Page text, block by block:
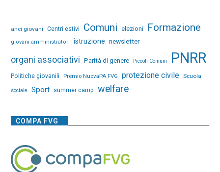
anci giovani Centri estivi Comuni elezioni Formazione
giovani amministratori istruzione newsletter
organi associativi Parità di genere Piccoli Comuni PNRR
Politiche giovanili Premio NuovaPA FVG protezione civile Scuola
sociale Sport summer camp welfare
COMPA FVG